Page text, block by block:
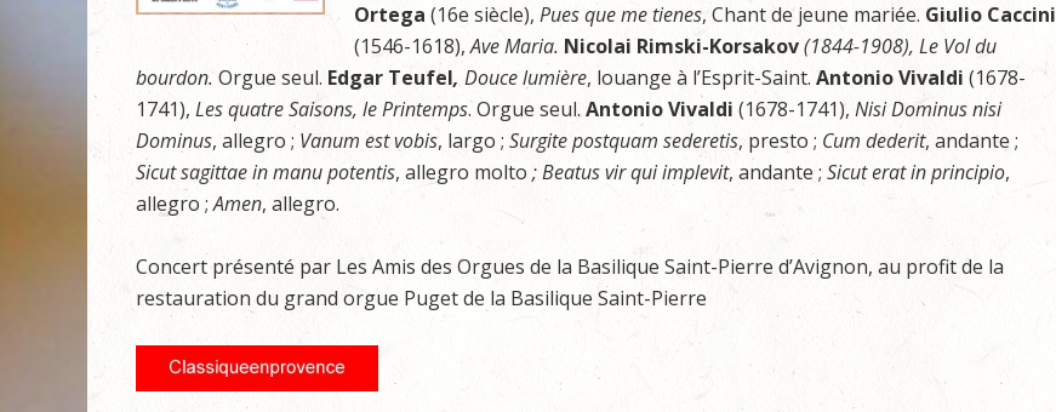
Ortega (16e siècle), Pues que me tienes, Chant de jeune mariée. Giulio Caccini
(1546-1618),Ave Maria. Nicolai Rimski-Korsakov(1844-1908), Le Vol du
bourdon. Orgue seul. Edgar Teufel,Douce lumière, louange à l’Esprit-Saint. Antonio Vivaldi (1678-
1741), Les quatre Saisons, le Printemps. Orgue seul.Antonio Vivaldi (1678-1741), Nisi Dominus nisi
Dominus, allegro ; Vanum est vobis, largo ; Surgite postquam sederetis, presto ; Cum dederit, andante ;
Sicut sagittae in manu potentis, allegro molto ; Beatus vir qui implevit, andante ; Sicut erat in principio,
allegro ;Amen, allegro.
Concert présenté par Les Amis des Orgues de la Basilique Saint-Pierre d’Avignon, au profit de la
restauration du grand orgue Puget de la Basilique Saint-Pierre